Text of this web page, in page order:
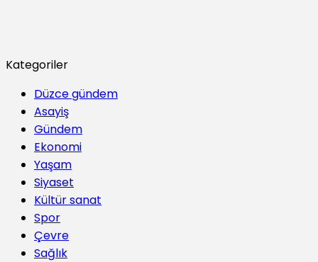
Kategoriler
Düzce gündem
Asayiş
Gündem
Ekonomi
Yaşam
Siyaset
Kültür sanat
Spor
Çevre
Sağlık